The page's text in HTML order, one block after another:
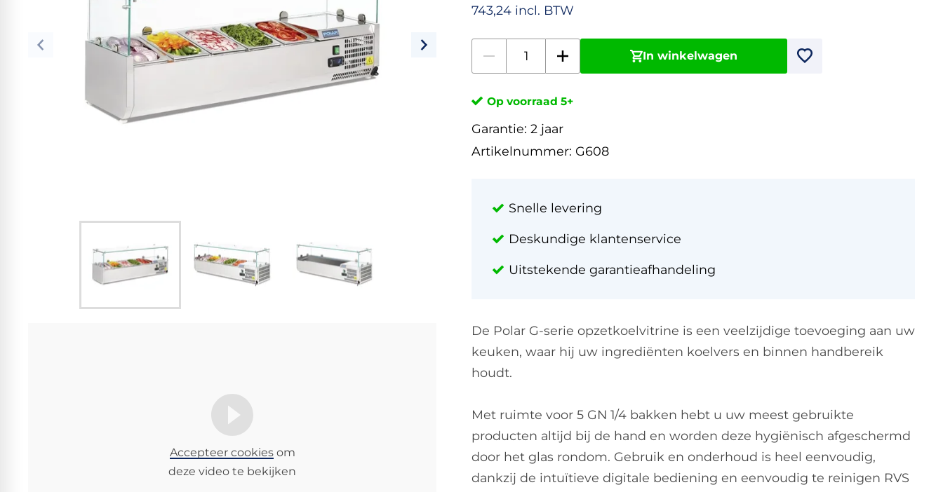
Accepteer cookiesom
deze video te bekijken
743,24 incl. BTW
In winkelwagen
Op voorraad 5+
Garantie: 2 jaar
Artikelnummer: G608
Snelle levering
Deskundige klantenservice
Uitstekende garantieafhandeling
De Polar G-serie opzetkoelvitrine is een veelzijdige toevoeging aan uw
keuken, waar hij uw ingrediënten koelvers en binnen handbereik
houdt.
Met ruimte voor 5 GN 1/4 bakken hebt u uw meest gebruikte
producten altijd bij de hand en worden deze hygiënisch afgeschermd
door het glas rondom. Gebruik en onderhoud is heel eenvoudig,
dankzij de intuïtieve digitale bediening en eenvoudig te reinigen RVS